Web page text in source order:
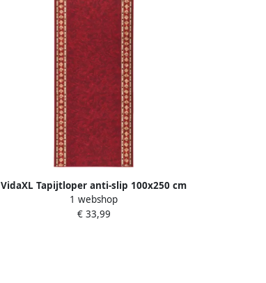
VidaXL Tapijtloper anti-slip 100x250 cm
rood
1 webshop
€ 33,99